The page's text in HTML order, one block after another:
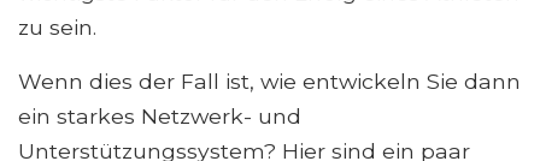
zu sein.
Wenn dies der Fall ist, wie entwickeln Sie dann
ein starkes Netzwerk- und
Unterstützungssystem? Hier sind ein paar